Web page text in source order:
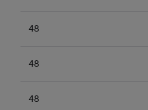
48
48
48